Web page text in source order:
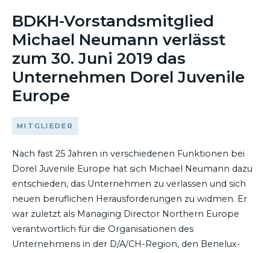
BDKH-Vorstandsmitglied
Michael Neumann verlässt
zum 30. Juni 2019 das
Unternehmen Dorel Juvenile
Europe
MITGLIEDER
Nach fast 25 Jahren in verschiedenen Funktionen bei
Dorel Juvenile Europe hat sich Michael Neumann dazu
entschieden, das Unternehmen zu verlassen und sich
neuen beruflichen Herausforderungen zu widmen. Er
war zuletzt als Managing Director Northern Europe
verantwortlich für die Organisationen des
Unternehmens in der D/A/CH-Region, den Benelux-